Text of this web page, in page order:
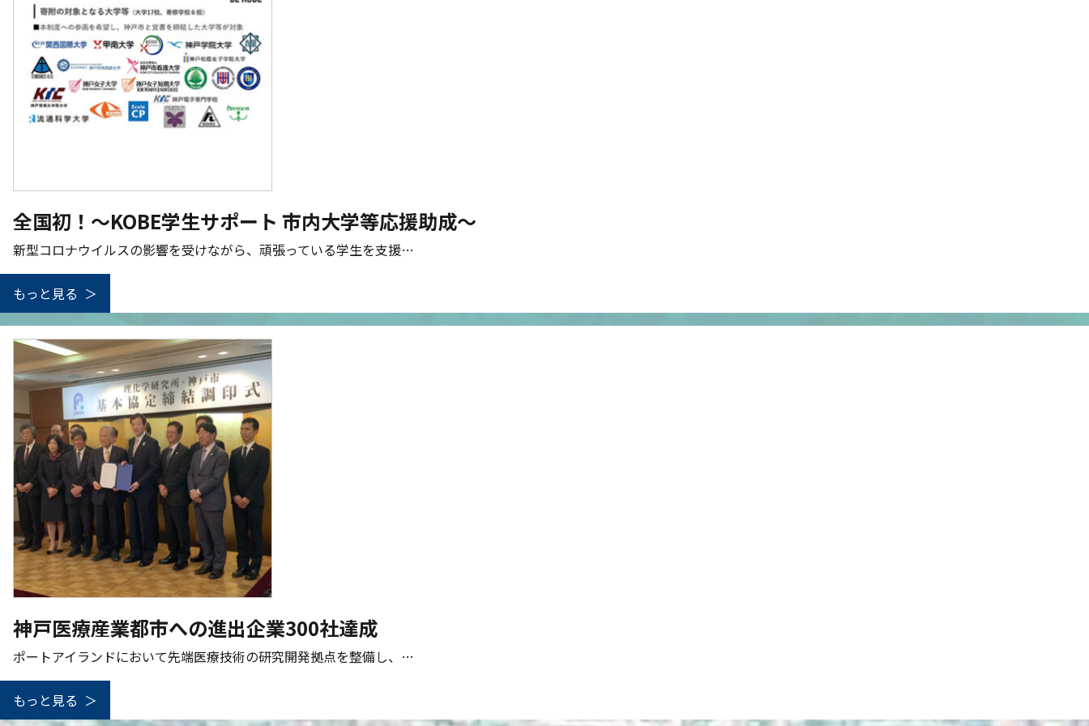
全国初！～KOBE学生サポート 市内大学等応援助成～
新型コロナウイルスの影響を受けながら、頑張っている学生を支援…
もっと見る
神戸医療産業都市への進出企業300社達成
ポートアイランドにおいて先端医療技術の研究開発拠点を整備し、…
もっと見る